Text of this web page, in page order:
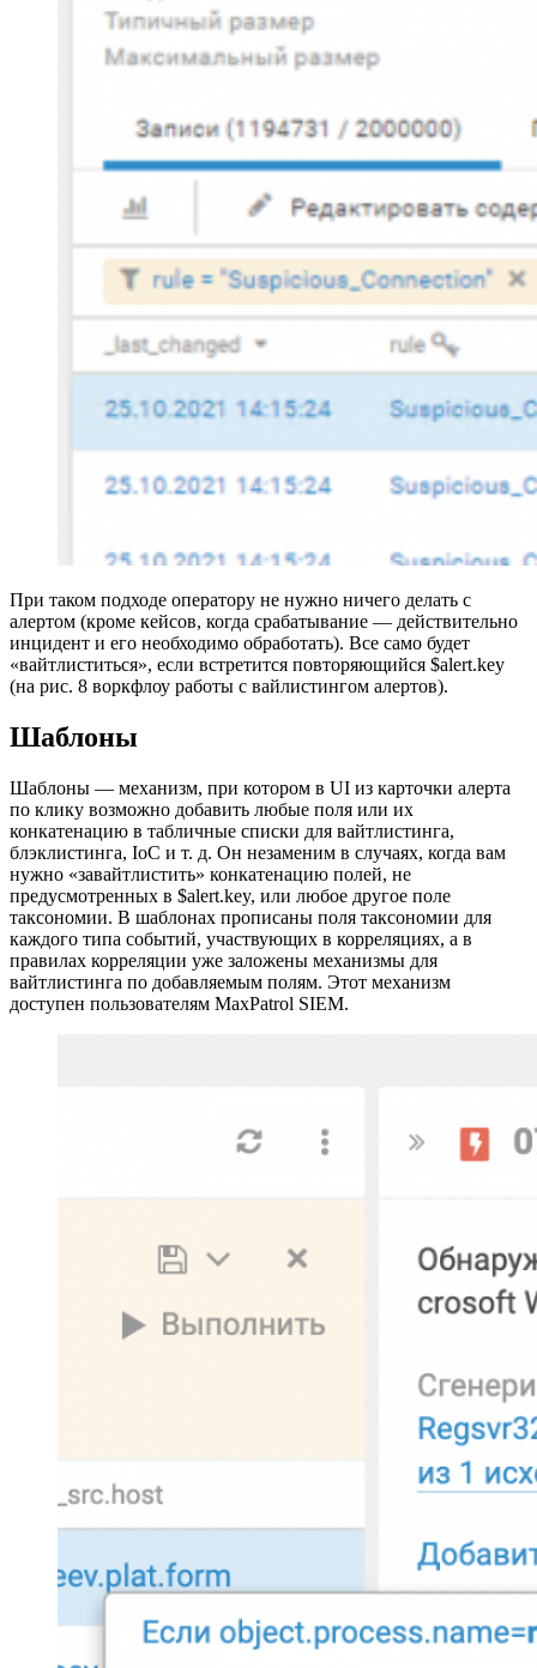
При таком подходе оператору не нужно ничего делать с
алертом (кроме кейсов, когда срабатывание — действительно
инцидент и его необходимо обработать). Все само будет
«вайтлиститься», если встретится повторяющийся $alert.key
(на рис. 8 воркфлоу работы с вайлистингом алертов).
Шаблоны
Шаблоны — механизм, при котором в UI из карточки алерта
по клику возможно добавить любые поля или их
конкатенацию в табличные списки для вайтлистинга,
блэклистинга, IoC и т. д. Он незаменим в случаях, когда вам
нужно «завайтлистить» конкатенацию полей, не
предусмотренных в $alert.key, или любое другое поле
таксономии. В шаблонах прописаны поля таксономии для
каждого типа событий, участвующих в корреляциях, а в
правилах корреляции уже заложены механизмы для
вайтлистинга по добавляемым полям. Этот механизм
доступен пользователям MaxPatrol SIEM.